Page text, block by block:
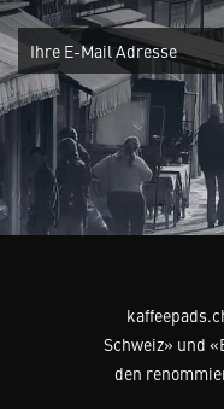
Schweiz» und
den